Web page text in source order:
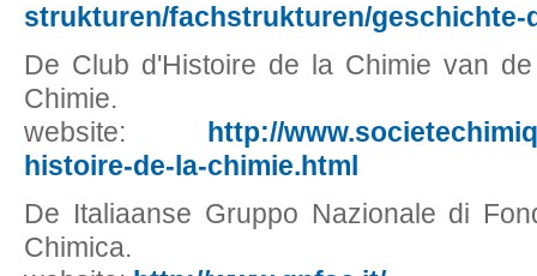
strukturen/fachstrukturen/geschichte-
De Club d'Histoire de la Chimie van
Chimie.
website: http://
histoire-de-la-chimie.html
De Italiaanse Gruppo Nazionale di
Chimica.